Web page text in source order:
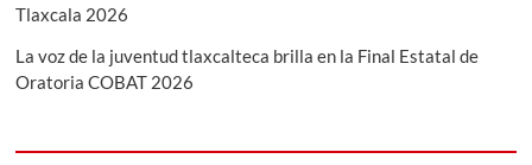
Tlaxcala 2026
La voz de la juventud tlaxcalteca brilla en la Final Estatal de
Oratoria COBAT 2026